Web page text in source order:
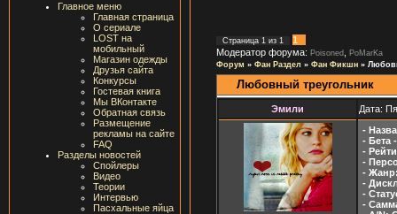
Главное меню
Главная страница
О сериале
LOST на
мобильный
Магазин одежды
Друзья сайта
Конкурсы
Гостевая книга
Мы ВКонтакте
Обратная связь
Размещение
рекламы на сайте
FAQ
Разделы новостей
Спойлеры
Видео
Теории
Интервью
Пасхальные яйца
Страница 1 из 1
1
Модератор форума: Poisoned
PoMarKa
Форум » Фан Раздел » Фан Фикшн »
Любовный треугольник
Эмили Дата:
-
- Бета
-
-
-
-
-
-